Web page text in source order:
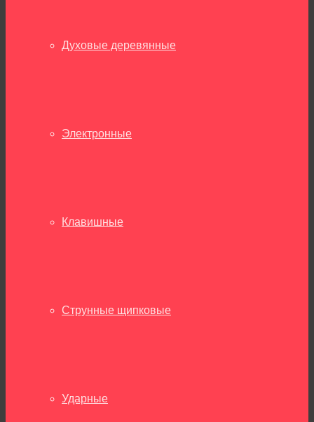
Духовые деревянные
Электронные
Клавишные
Струнные щипковые
Ударные